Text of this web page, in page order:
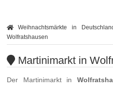
Weihnachtsmärkte in
Wolfratshausen
Martinimarkt in
Der Martinimarkt in